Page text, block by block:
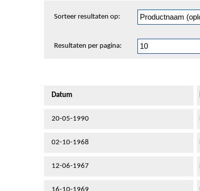
en
Sorteer resultaten op:
Resultaten per pagina:
Datum
20-05-1990
02-10-1968
12-06-1967